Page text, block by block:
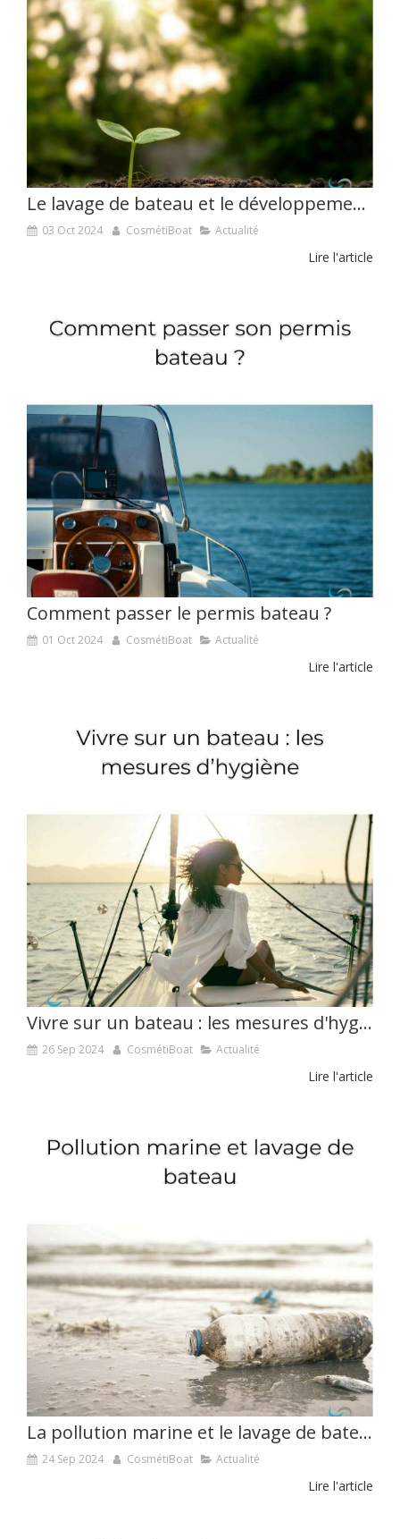
Le lavage de bateau et le développement durable
03 Oct 2024 CosmétiBoat Actualité
Lire l'article
Comment passer le permis bateau ?
01 Oct 2024 CosmétiBoat Actualité
Lire l'article
Vivre sur un bateau : les mesures d'hygiène
26 Sep 2024 CosmétiBoat Actualité
Lire l'article
La pollution marine et le lavage de bateau
24 Sep 2024 CosmétiBoat Actualité
Lire l'article